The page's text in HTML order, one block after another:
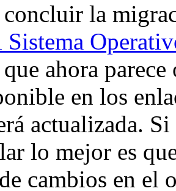
concluir la
Sistema
ahora
en los
actualizada.
lo mejor es
cambios en el